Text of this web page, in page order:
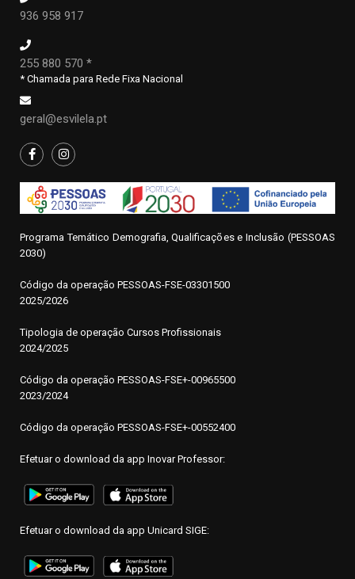
936 958 917
255 880 570 *
* Chamada para Rede Fixa Nacional
geral@esvilela.pt
Programa Temático Demografia, Qualificações e Inclusão (PESSOAS
2030)
Código da operação PESSOAS-FSE-03301500
2025/2026
Tipologia de operação Cursos Profissionais
2024/2025
Código da operação PESSOAS-FSE+-00965500
2023/2024
Código da operação PESSOAS-FSE+-00552400
Efetuar o download da app Inovar Professor:
Efetuar o download da app Unicard SIGE: